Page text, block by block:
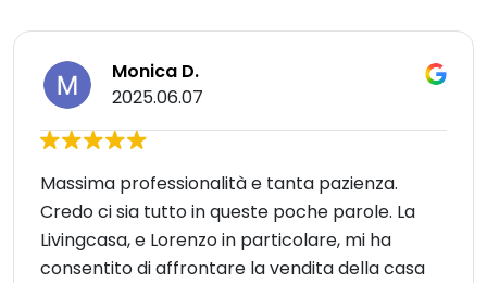
Monica D.
2025.06.07
Massima professionalità e tanta pazienza.
Credo ci sia tutto in queste poche parole. La
Livingcasa, e Lorenzo in particolare, mi ha
consentito di affrontare la vendita della casa